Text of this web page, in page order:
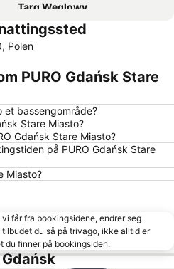
Targ Węglowy
Jelitkowo
Wrzeszcz Górny
Marina Sopot
New Port Beach
Śródmieście Beach
Przymorze
Centrum Handlowe Manhattan
Wrzeszcz Dolny
Brama Złota
Żabianka
Polen
PURO Gdańsk Stare
et bassengområde?
Stare Miasto?
Gdańsk Stare Miasto?
på PURO Gdańsk Stare
Miasto?
får fra bookingsidene, endrer seg
du så på trivago, ikke alltid er
du finner på bookingsiden.